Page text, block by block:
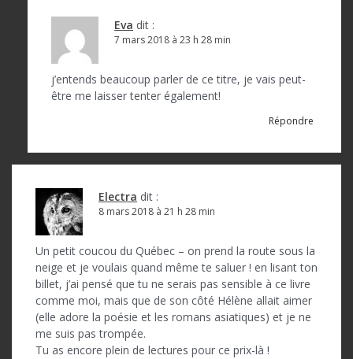
Eva dit :
7 mars 2018 à 23 h 28 min
j’entends beaucoup parler de ce titre, je vais peut-
être me laisser tenter également!
Répondre
Electra dit :
8 mars 2018 à 21 h 28 min
Un petit coucou du Québec – on prend la route sous la
neige et je voulais quand même te saluer ! en lisant ton
billet, j’ai pensé que tu ne serais pas sensible à ce livre
comme moi, mais que de son côté Hélène allait aimer
(elle adore la poésie et les romans asiatiques) et je ne
me suis pas trompée.
Tu as encore plein de lectures pour ce prix-là !